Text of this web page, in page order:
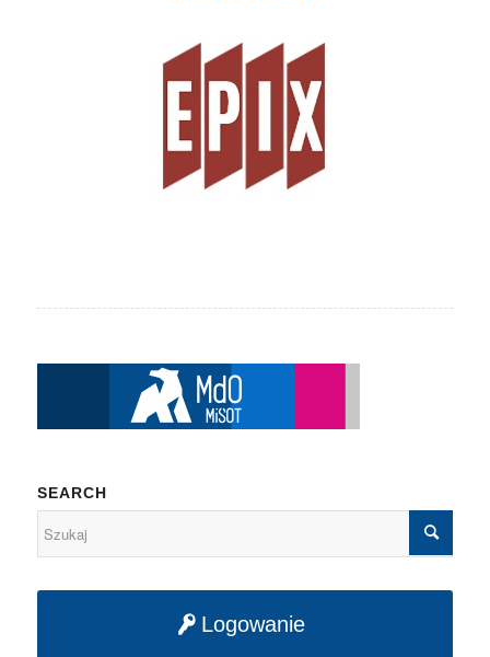
SEARCH
Logowanie